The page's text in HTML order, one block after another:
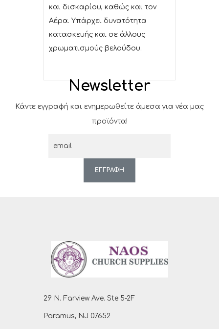
και δισκαρίου, καθώς και τον
Αέρα. Υπάρχει δυνατότητα
κατασκευής και σε άλλους
χρωματισμούς βελούδου.
Newsletter
Κάντε εγγραφή και ενημερωθείτε άμεσα για νέα μας
προϊόντα!
ΕΓΓΡΑΦΗ
29 N. Farview Ave. Ste 5-2F
Paramus, NJ 07652